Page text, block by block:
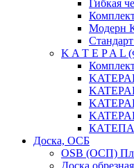
Гибкая
Модерн
K A T E P A L
Доска, ОСБ
OSB (ОСП)
Доска